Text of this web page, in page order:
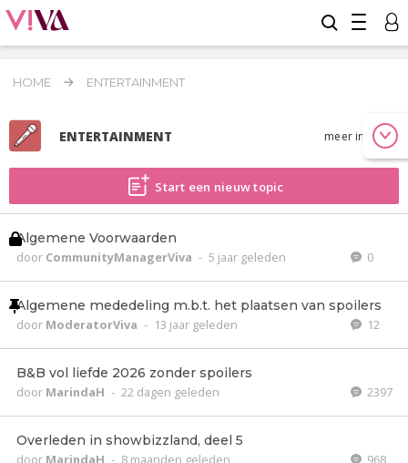
HOME ENTERTAINMENT
ENTERTAINMENT meer info
Start een nieuw topic
Algemene Voorwaarden
door CommunityManagerViva - 5 jaar geleden 0
Algemene mededeling m.b.t. het plaatsen van spoilers
door ModeratorViva - 13 jaar geleden 12
B&B vol liefde 2026 zonder spoilers
door MarindaH - 22 dagen geleden 2397
Overleden in showbizzland, deel 5
door MarindaH - 8 maanden geleden 968